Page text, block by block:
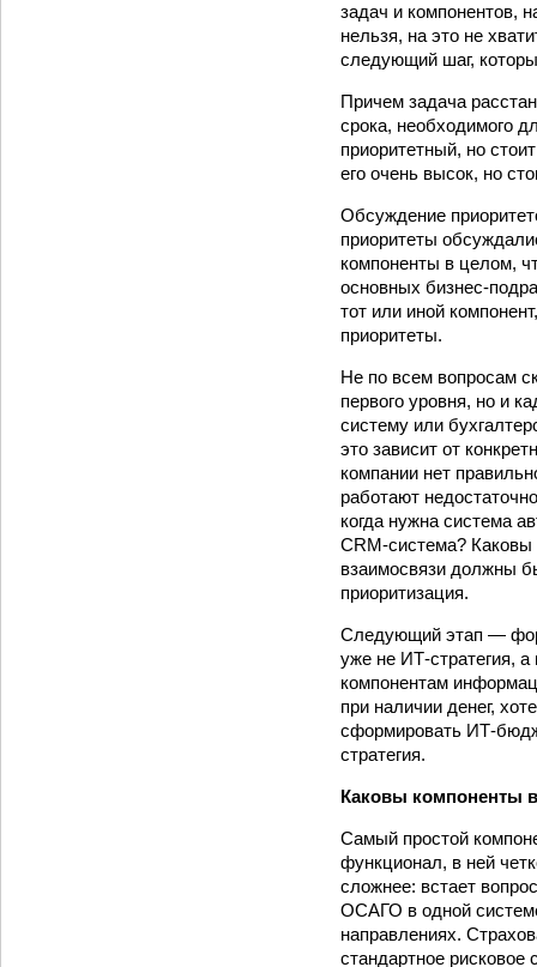
задач и компонентов,
нельзя, на это не
следующий шаг,
Причем задача
срока, необходимого
приоритетный, но
его очень высок, но
Обсуждение
приоритеты
компоненты в целом,
основных бизнес-
тот или иной
приоритеты.
Не по всем вопросам
первого уровня, но и
систему или
это зависит от
компании нет
работают
когда нужна система
CRM-система? Каковы
взаимосвязи должны
приоритизация.
Следующий этап —
уже не ИТ-стратегия, а
компонентам
при наличии денег,
сформировать ИТ-
стратегия.
Каковы компоненты
Самый простой
функционал, в ней
сложнее: встает
ОСАГО в одной
направлениях.
стандартное